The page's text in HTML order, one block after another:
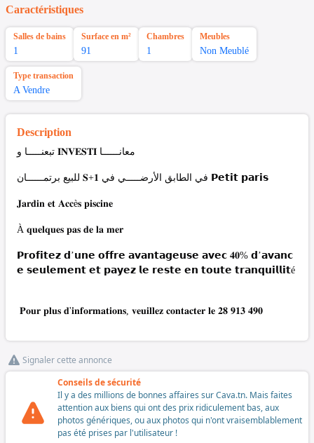
Caractéristiques
Salles de bains
1
Surface en m²
91
Chambres
1
Meubles
Non Meublé
Type transaction
A Vendre
Description
للبيع برتمــــــان 𝐒+𝟏 في الطابق الأرضـــــي في 𝗣𝗲𝘁𝗶𝘁 𝗽𝗮𝗿𝗶𝘀
𝐉𝐚𝐫𝐝𝐢𝐧 𝐞𝐭 𝐀𝐜𝐜è𝐬 𝐩𝐢𝐬𝐜𝐢𝐧𝐞
À 𝐪𝐮𝐞𝐥𝐪𝐮𝐞𝐬 𝐩𝐚𝐬 𝐝𝐞 𝐥𝐚 𝐦𝐞𝐫
𝗣𝗿𝗼𝗳𝗶𝘁𝗲𝘇 𝗱’𝘂𝗻𝗲 𝗼𝗳𝗳𝗿𝗲 𝗮𝘃𝗮𝗻𝘁𝗮𝗴𝗲𝘂𝘀𝗲 𝗮𝘃𝗲𝗰 𝟒𝟎% 𝗱’𝗮𝘃𝗮𝗻𝗰
𝗲 𝘀𝗲𝘂𝗹𝗲𝗺𝗲𝗻𝘁 𝗲𝘁 𝗽𝗮𝘆𝗲𝘇 𝗹𝗲 𝗿𝗲𝘀𝘁𝗲 𝗲𝗻 𝘁𝗼𝘂𝘁𝗲 𝘁𝗿𝗮𝗻𝗾𝘂𝗶𝗹𝗹𝗶𝘁é
𝐏𝐨𝐮𝐫 𝐩𝐥𝐮𝐬 𝐝'𝐢𝐧𝐟𝐨𝐫𝐦𝐚𝐭𝐢𝐨𝐧𝐬, 𝐯𝐞𝐮𝐢𝐥𝐥𝐞𝐳 𝐜𝐨𝐧𝐭𝐚𝐜𝐭𝐞𝐫 𝐥𝐞 𝟐𝟖 𝟗𝟏𝟑 𝟒𝟗𝟎
Signaler cette annonce
Conseils de sécurité
Il y a des millions de bonnes affaires sur Cava.tn. Mais faites
attention aux biens qui ont des prix ridiculement bas, aux
photos génériques, ou aux photos qui n'ont vraisemblablement
pas été prises par l'utilisateur !